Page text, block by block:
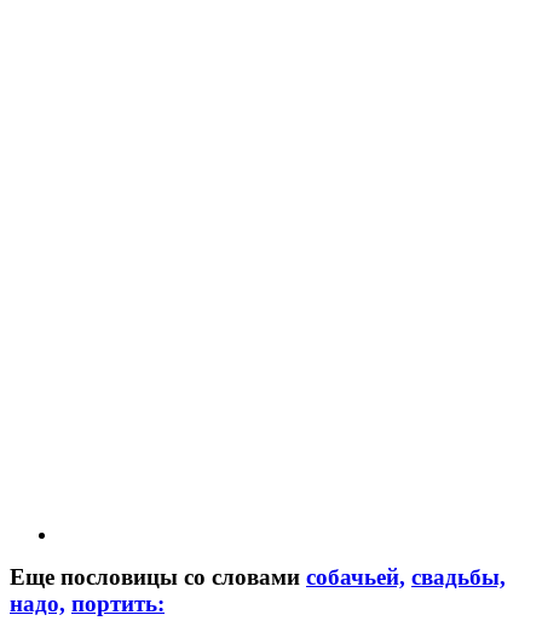
Еще пословицы со словами собачьей, свадьбы,
надо, портить: